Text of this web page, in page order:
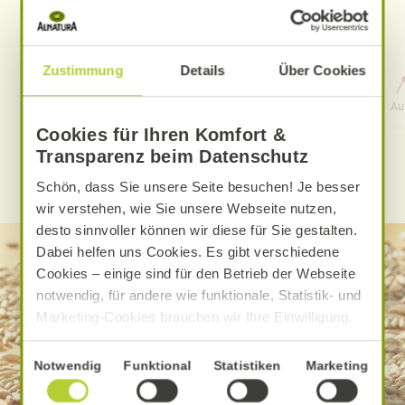
Zustimmung Details Über Cookies
Cookies für Ihren Komfort &
Transparenz beim Datenschutz
Schön, dass Sie unsere Seite besuchen! Je besser
wir verstehen, wie Sie unsere Webseite nutzen,
desto sinnvoller können wir diese für Sie gestalten.
Dabei helfen uns Cookies. Es gibt verschiedene
Cookies – einige sind für den Betrieb der Webseite
notwendig, für andere wie funktionale, Statistik- und
Marketing-Cookies brauchen wir Ihre Einwilligung.
Das optimale Nutzererlebnis erhalten Sie, wenn Sie
„Alle Cookies erlauben“ anklicken. Ihre Einwilligung
umfasst in diesem Fall auch den Einsatz von
Einwilligungsauswahl
Notwendig Funktional Statistiken Marketing
0 Std. 15 Min.
WEITERE ALNATURA REZEPTE FINDEN